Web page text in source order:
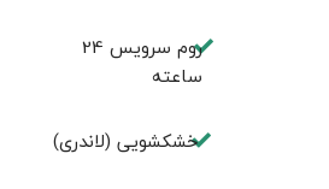
روم سرويس 24
ساعته
خشکشویی (لاندری)